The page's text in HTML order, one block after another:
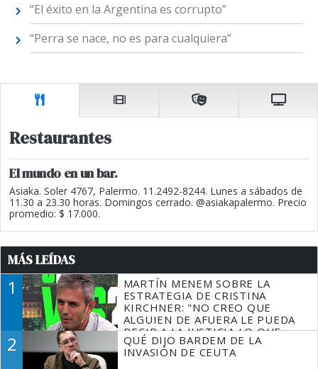
“El éxito en la Argentina es corrupto”
“Perra se nace, no es para cualquiera”
Restaurantes
El mundo en un bar.
Asiaka. Soler 4767, Palermo. 11.2492-8244. Lunes a sábados de
11.30 a 23.30 horas. Domingos cerrado. @asiakapalermo. Precio
promedio: $ 17.000.
MÁS LEÍDAS
1
MARTÍN MENEM SOBRE LA
ESTRATEGIA DE CRISTINA
KIRCHNER: "NO CREO QUE
ALGUIEN DE AFUERA LE PUEDA
DECIR A LA JUSTICIA LO QUE
TIENE QUE HACER"
2
QUÉ DIJO BARDEM DE LA
INVASIÓN DE CEUTA